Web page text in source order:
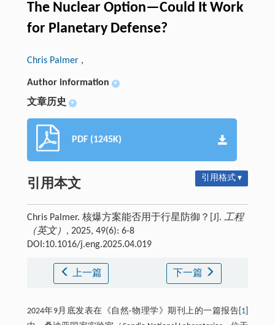
The Nuclear Option—Could It Work
for Planetary Defense?
Chris Palmer ,
Author information +
文章历史 +
PDF (1245K)
引用本文 引用格式 ▾
Chris Palmer. 核爆方案能否用于行星防御？[J]. 工程
（英文） , 2025, 49(6): 6-8
DOI:10.1016/j.eng.2025.04.019
上一篇 下一篇
2024年9月底发表在《自然·物理学》期刊上的一篇报告[ 1